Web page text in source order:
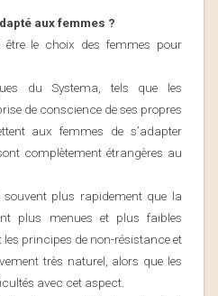
aux femmes ?
être le choix des femmes pour
du Systema, tels que les
de conscience de ses propres
aux femmes de s’adapter
complètement étrangères au
plus rapidement que la
plus menues et plus faibles
principes de non-résistance et
très naturel, alors que les
avec cet aspect.